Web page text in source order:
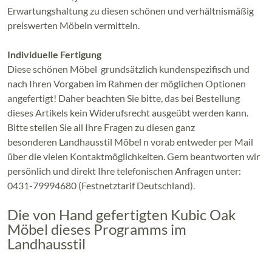
Erwartungshaltung zu diesen schönen und verhältnismäßig
preiswerten Möbeln vermitteln.
Individuelle Fertigung
Diese schönen Möbel grundsätzlich kundenspezifisch und
nach Ihren Vorgaben im Rahmen der möglichen Optionen
angefertigt! Daher beachten Sie bitte, das bei Bestellung
dieses Artikels kein Widerufsrecht ausgeübt werden kann.
Bitte stellen Sie all Ihre Fragen zu diesen ganz
besonderen Landhausstil Möbel n vorab entweder per Mail
über die vielen Kontaktmöglichkeiten. Gern beantworten wir
persönlich und direkt Ihre telefonischen Anfragen unter:
0431-79994680 (Festnetztarif Deutschland).
Die von Hand gefertigten Kubic Oak
Möbel dieses Programms im
Landhausstil